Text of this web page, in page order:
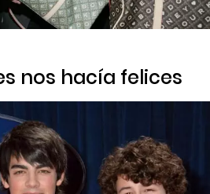
nos hacía felices